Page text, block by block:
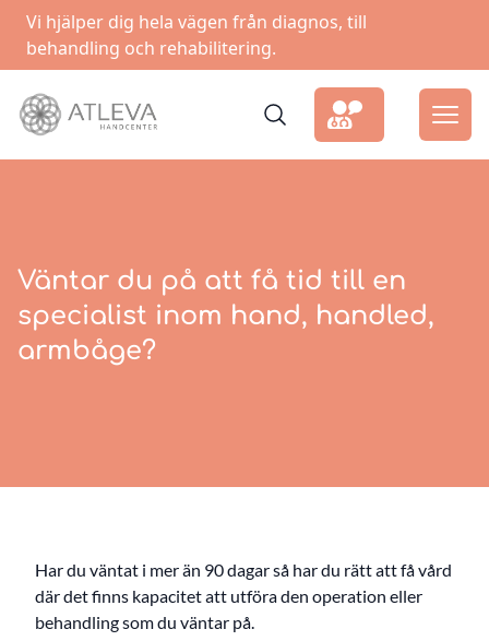
Vi hjälper dig hela vägen från diagnos, till
behandling och rehabilitering.
Väntar du på att få tid till en
specialist inom hand, handled,
armbåge?
Har du väntat i mer än 90 dagar så har du rätt att få vård
där det finns kapacitet att utföra den operation eller
behandling som du väntar på.